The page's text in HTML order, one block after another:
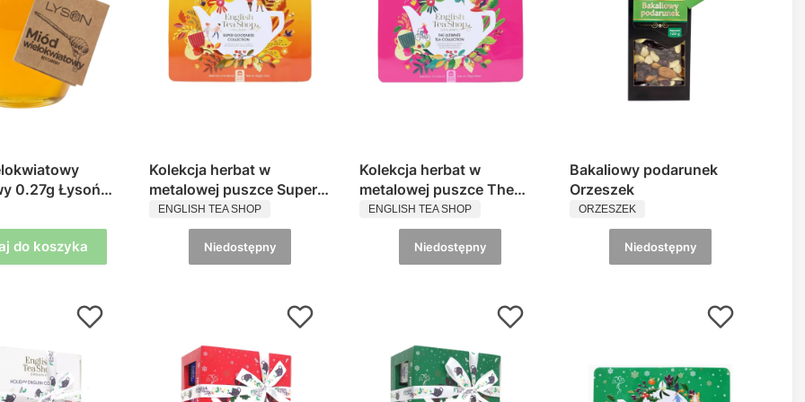
0.27g Łysoń
do koszyka
Kolekcja herbat w
metalowej puszce Super
Goodness Collection
English Tea Shop
PRODUCENT
ENGLISH TEA SHOP
Niedostępny
Kolekcja herbat w
metalowej puszce The
Ultimate Tea Collection
English Tea Shop
PRODUCENT
ENGLISH TEA SHOP
Niedostępny
Bakaliowy podarunek
Orzeszek
PRODUCENT
ORZESZEK
Niedostępny